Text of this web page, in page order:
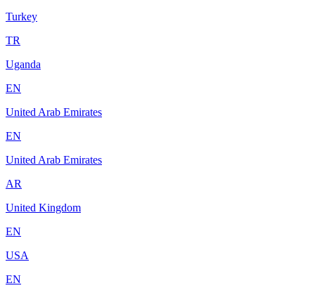
Turkey
TR
Uganda
EN
United Arab Emirates
EN
United Arab Emirates
AR
United Kingdom
EN
USA
EN